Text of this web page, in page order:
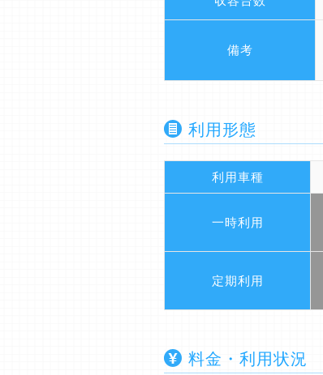
備考
利用形態
利用車種
一時利用
定期利用
料金・利用状況